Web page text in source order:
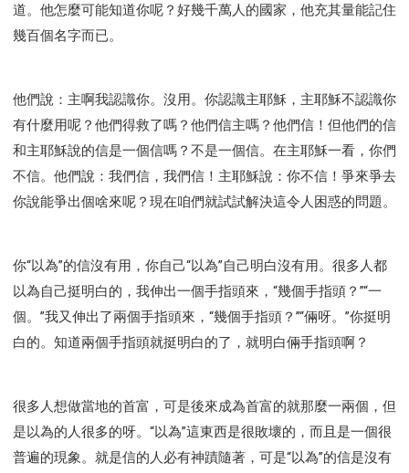
道。他怎麼可能知道你呢？好幾千萬人的國家，他充其量能記住
幾百個名字而已。
他們說：主啊我認識你。沒用。你認識主耶穌，主耶穌不認識你
有什麼用呢？他們得救了嗎？他們信主嗎？他們信！但他們的信
和主耶穌說的信是一個信嗎？不是一個信。在主耶穌一看，你們
不信。他們說：我們信，我們信！主耶穌說：你不信！爭來爭去
你說能爭出個啥來呢？現在咱們就試試解決這令人困惑的問題。
你“以為”的信沒有用，你自己“以為”自己明白沒有用。很多人都
以為自己挺明白的，我伸出一個手指頭來，“幾個手指頭？”“一
個。”我又伸出了兩個手指頭來，“幾個手指頭？”“倆呀。”你挺明
白的。知道兩個手指頭就挺明白的了，就明白倆手指頭啊？
很多人想做當地的首富，可是後來成為首富的就那麼一兩個，但
是以為的人很多的呀。“以為”這東西是很敗壞的，而且是一個很
普遍的現象。就是信的人必有神蹟隨著，可是“以為”的信是沒有